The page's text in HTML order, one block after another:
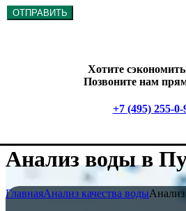
ОТПРАВИТЬ
Хотите
Позвоните нам
+7 (495) 255-0-
Анализ воды в
ГлавнаяАнализ качества воды